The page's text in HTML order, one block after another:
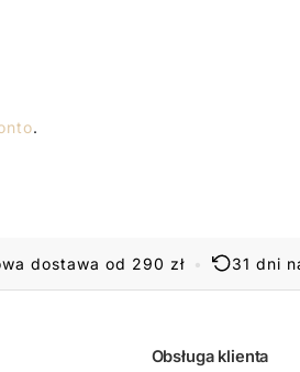
.
dostawa od 290 zł • 31 dni
Obsługa klienta